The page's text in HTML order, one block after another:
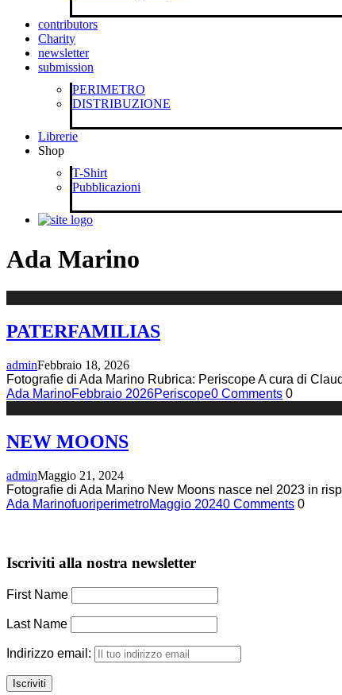
contributors
Charity
newsletter
submission
PERIMETRO
DISTRIBUZIONE
Librerie
Shop
T-Shirt
Pubblicazioni
Ada Marino
PATERFAMILIAS
adminFebbraio 18, 2026
Fotografie di Ada Marino Rubrica: Periscope A cura di
Ada MarinoFebbraio 2026Periscope0 Comments 0
NEW MOONS
adminMaggio 21, 2024
Fotografie di Ada Marino New Moons nasce nel 2023 in
Ada MarinofuoriperimetroMaggio 20240 Comments 0
Iscriviti alla nostra newsletter
First Name
Last Name
Indirizzo email: